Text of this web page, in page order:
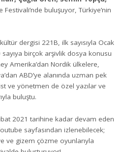
Festivali’nde buluşuyor, Türkiye’nin
dergisi 221B, ilk sayısıyla Ocak
birçok arşivlik dosya konusu
Amerika’dan Nordik ülkelere,
ABD’ye alanında uzman pek
ve yönetmen de özel yazılar ve
buluştu.
2021 tarihine kadar devam eden
sayfasından izlenebilecek;
ve gizem çözme oyunlarıyla